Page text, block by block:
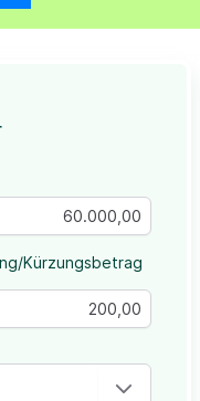
Kürzungsbetrag